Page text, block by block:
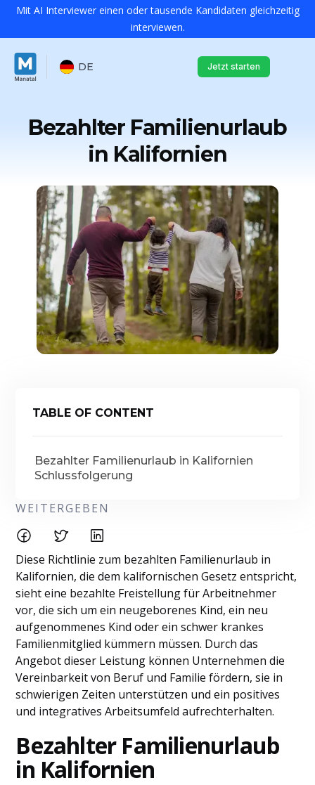
Mit AI Interviewer einen oder tausende Kandidaten gleichzeitig
interviewen.
DE Jetzt starten
Bezahlter Familienurlaub
in Kalifornien
TABLE OF CONTENT
Bezahlter Familienurlaub in Kalifornien
Schlussfolgerung
WEITERGEBEN
Diese Richtlinie zum bezahlten Familienurlaub in
Kalifornien, die dem kalifornischen Gesetz entspricht,
sieht eine bezahlte Freistellung für Arbeitnehmer
vor, die sich um ein neugeborenes Kind, ein neu
aufgenommenes Kind oder ein schwer krankes
Familienmitglied kümmern müssen. Durch das
Angebot dieser Leistung können Unternehmen die
Vereinbarkeit von Beruf und Familie fördern, sie in
schwierigen Zeiten unterstützen und ein positives
und integratives Arbeitsumfeld aufrechterhalten.
Bezahlter Familienurlaub
in Kalifornien